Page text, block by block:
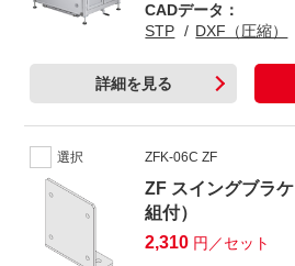
CADデータ：
STP
DXF（圧縮）
詳細を見る
選択 ZFK-06C ZF
ZF スイングブラ
組付）
2,310 円／セット